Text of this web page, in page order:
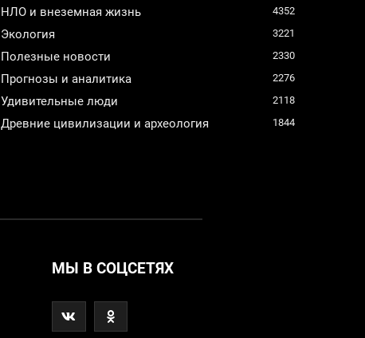
НЛО и внеземная жизнь 4352
Экология 3221
Полезные новости 2330
Прогнозы и аналитика 2276
Удивительные люди 2118
Древние цивилизации и археология 1844
МЫ В СОЦСЕТЯХ